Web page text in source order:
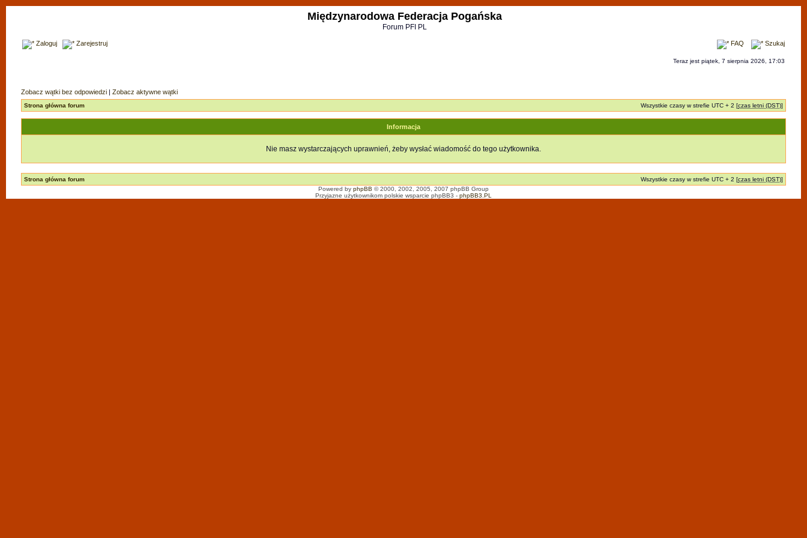
Międzynarodowa Federacja Pogańska
Forum PFI PL
Zaloguj Zarejestruj FAQ Szukaj
Teraz jest piątek, 7 sierpnia 2026, 17:03
Zobacz wątki bez odpowiedzi | Zobacz aktywne wątki
Strona główna forum Wszystkie czasy w strefie UTC + 2 [czas letni (DST)]
Informacja
Nie masz wystarczających uprawnień, żeby wysłać wiadomość do tego użytkownika.
Strona główna forum Wszystkie czasy w strefie UTC + 2 [czas letni (DST)]
Powered by phpBB © 2000, 2002, 2005, 2007 phpBB Group
Przyjazne użytkownikom polskie wsparcie phpBB3 - phpBB3.PL